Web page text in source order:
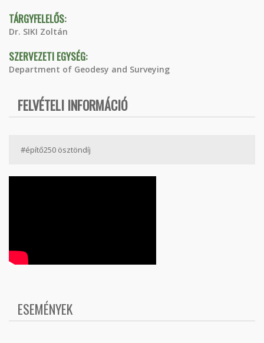
TÁRGYFELELŐS:
Dr. SIKI Zoltán
SZERVEZETI EGYSÉG:
Department of Geodesy and Surveying
FELVÉTELI INFORMÁCIÓ
#építő250 ösztöndíj
ESEMÉNYEK